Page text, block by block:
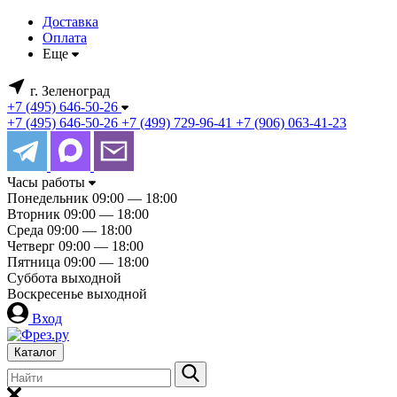
Доставка
Оплата
Еще
г. Зеленоград
+7 (495) 646-50-26
+7 (495) 646-50-26 +7 (499) 729-96-41 +7 (906) 063-41-23
Часы работы
Понедельник 09:00 — 18:00
Вторник 09:00 — 18:00
Среда 09:00 — 18:00
Четверг 09:00 — 18:00
Пятница 09:00 — 18:00
Суббота выходной
Воскресенье выходной
Вход
Каталог